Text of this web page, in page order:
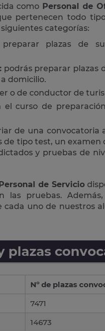
como Personal de
pertenecen todo
categorías:
plazas de
podrás preparar plazas
domicilio.
o de conductor de
el curso de
de una
tipo test, un examen
y pruebas de
de Servicio
las pruebas.
uno de nuestros
plazas
Nº de plazas
7471
14673